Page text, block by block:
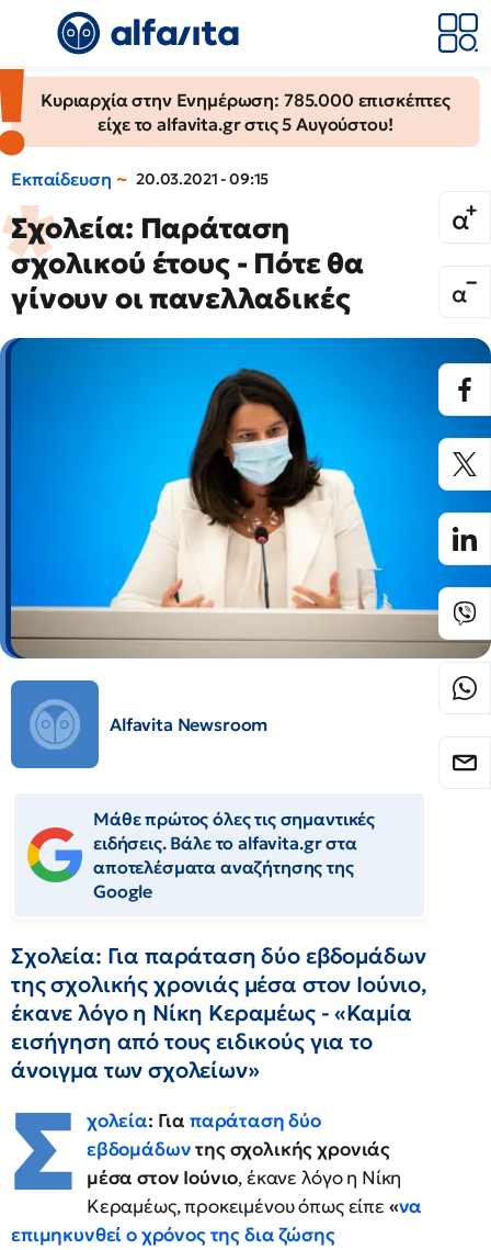
Κυριαρχία στην Ενημέρωση: 785.000 επισκέπτες
είχε το alfavita.gr στις 5 Αυγούστου!
Εκπαίδευση 20.03.2021 - 09:15
Σχολεία: Παράταση
σχολικού έτους - Πότε θα
γίνουν οι πανελλαδικές
Alfavita Newsroom
Μάθε πρώτος όλες τις σημαντικές
ειδήσεις. Βάλε το alfavita.gr στα
αποτελέσματα αναζήτησης της
Google
Σχολεία: Για παράταση δύο εβδομάδων
της σχολικής χρονιάς μέσα στον Ιούνιο,
έκανε λόγο η Νίκη Κεραμέως - «Καμία
εισήγηση από τους ειδικούς για το
άνοιγμα των σχολείων»
Σ χολεία: Για παράταση δύο
εβδομάδωντης σχολικής χρονιάς
μέσα στον Ιούνιο, έκανε λόγο η Νίκη
Κεραμέως, προκειμένου όπως είπε «να
επιμηκυνθεί ο χρόνος της δια ζώσης